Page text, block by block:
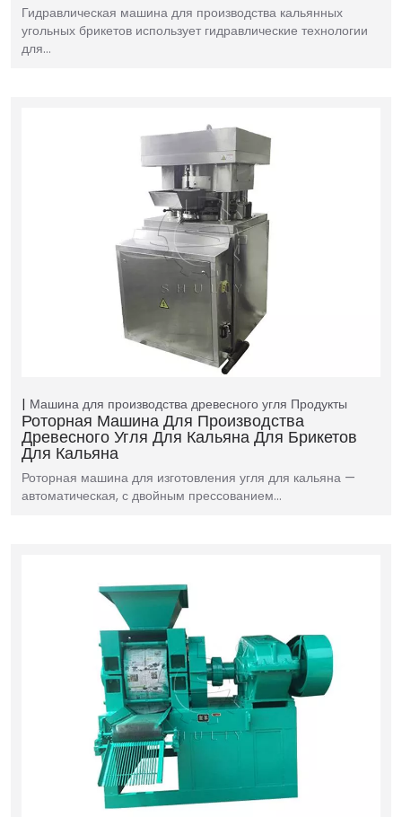
Гидравлическая машина для производства кальянных
угольных брикетов использует гидравлические технологии
для…
Машина для производства древесного угля Продукты
Роторная Машина Для Производства
Древесного Угля Для Кальяна Для Брикетов
Для Кальяна
Роторная машина для изготовления угля для кальяна —
автоматическая, с двойным прессованием…